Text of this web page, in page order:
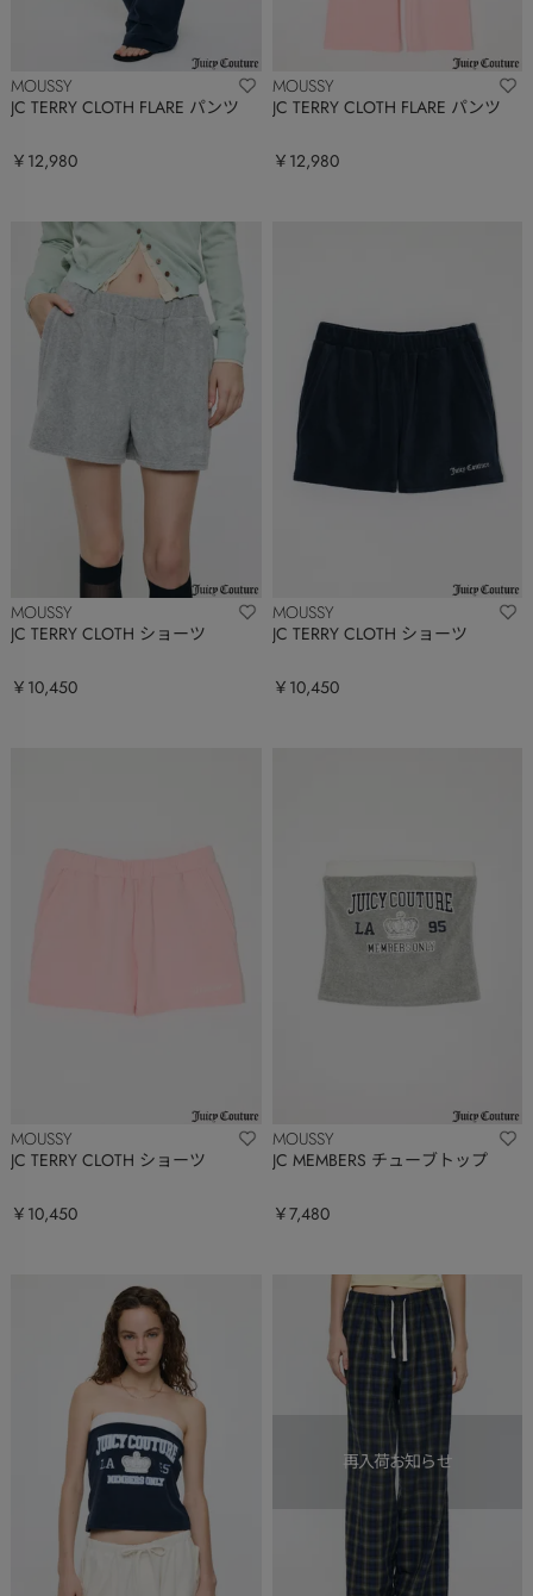
MOUSSY
JC TERRY CLOTH FLARE パンツ
￥12,980
MOUSSY
JC TERRY CLOTH FLARE パンツ
￥12,980
MOUSSY
JC TERRY CLOTH ショーツ
￥10,450
MOUSSY
JC TERRY CLOTH ショーツ
￥10,450
MOUSSY
JC TERRY CLOTH ショーツ
￥10,450
MOUSSY
JC MEMBERS チューブトップ
￥7,480